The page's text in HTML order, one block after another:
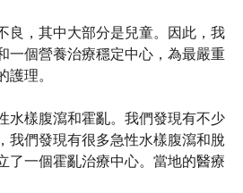
良，其中大部分是兒童。因此，我
一個營養治療穩定中心，為最嚴重
理。
水樣腹瀉和霍亂。我們發現有不少
我們發現有很多急性水樣腹瀉和脫
了一個霍亂治療中心。當地的醫療